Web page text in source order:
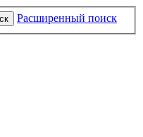
Расширенный поиск